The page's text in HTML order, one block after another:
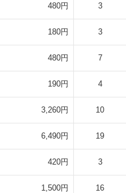
480円 3
180円 3
480円 7
190円 4
3,260円 10
6,490円 19
420円 3
1,500円 16